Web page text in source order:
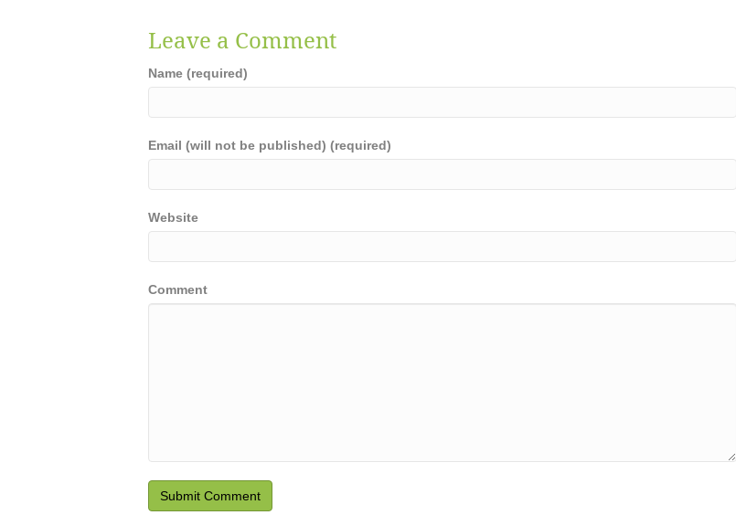
Leave a Comment
Name (required)
Email (will not be published) (required)
Website
Comment